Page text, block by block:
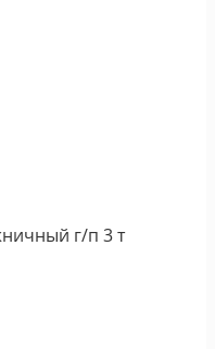
г/п 3 т